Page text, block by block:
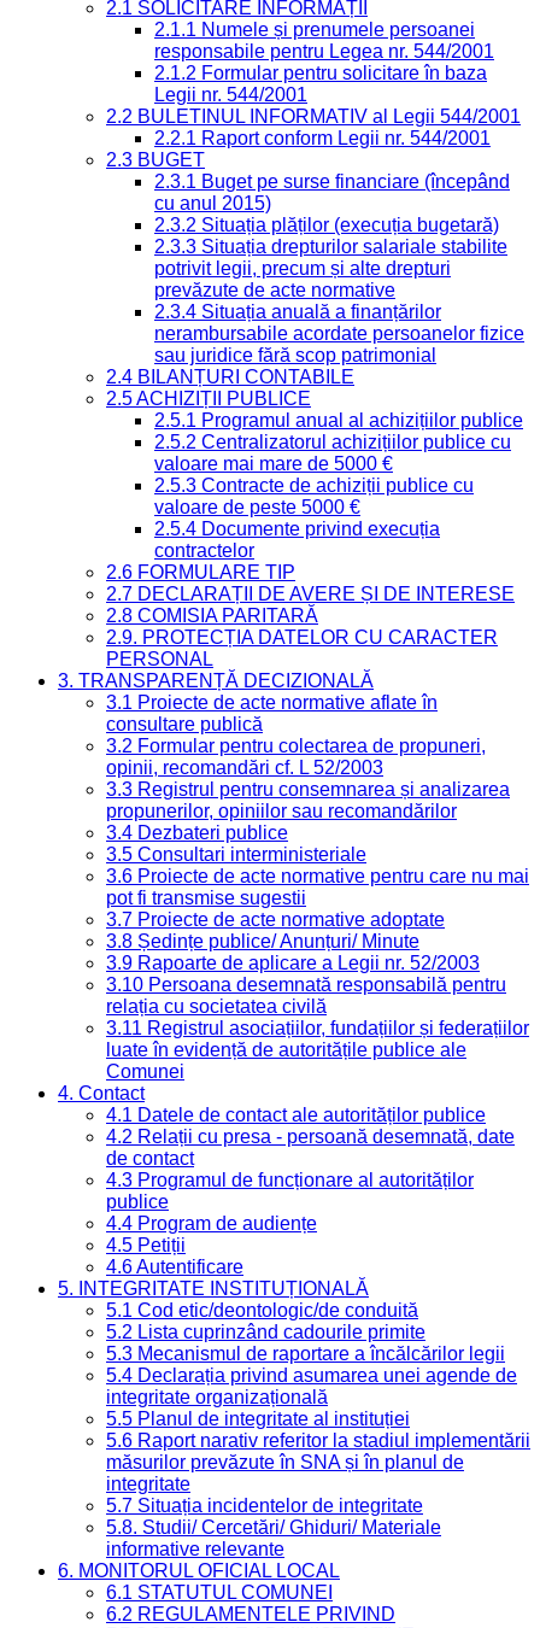
2.1 SOLICITARE INFORMAȚII
2.1.1 Numele și prenumele persoanei
responsabile pentru Legea nr. 544/2001
2.1.2 Formular pentru solicitare în baza
Legii nr. 544/2001
2.2 BULETINUL INFORMATIV al Legii 544/2001
2.2.1 Raport conform Legii nr. 544/2001
2.3 BUGET
2.3.1 Buget pe surse financiare (începând
cu anul 2015)
2.3.2 Situația plăților (execuția bugetară)
2.3.3 Situația drepturilor salariale stabilite
potrivit legii, precum și alte drepturi
prevăzute de acte normative
2.3.4 Situația anuală a finanțărilor
nerambursabile acordate persoanelor fizice
sau juridice fără scop patrimonial
2.4 BILANȚURI CONTABILE
2.5 ACHIZIȚII PUBLICE
2.5.1 Programul anual al achizițiilor publice
2.5.2 Centralizatorul achizițiilor publice cu
valoare mai mare de 5000 €
2.5.3 Contracte de achiziții publice cu
valoare de peste 5000 €
2.5.4 Documente privind execuția
contractelor
2.6 FORMULARE TIP
2.7 DECLARAȚII DE AVERE ȘI DE INTERESE
2.8 COMISIA PARITARĂ
2.9. PROTECȚIA DATELOR CU CARACTER
PERSONAL
3. TRANSPARENȚĂ DECIZIONALĂ
3.1 Proiecte de acte normative aflate în
consultare publică
3.2 Formular pentru colectarea de propuneri,
opinii, recomandări cf. L 52/2003
3.3 Registrul pentru consemnarea și analizarea
propunerilor, opiniilor sau recomandărilor
3.4 Dezbateri publice
3.5 Consultari interministeriale
3.6 Proiecte de acte normative pentru care nu mai
pot fi transmise sugestii
3.7 Proiecte de acte normative adoptate
3.8 Ședințe publice/ Anunțuri/ Minute
3.9 Rapoarte de aplicare a Legii nr. 52/2003
3.10 Persoana desemnată responsabilă pentru
relația cu societatea civilă
3.11 Registrul asociațiilor, fundațiilor și federațiilor
luate în evidență de autoritățile publice ale
Comunei
4. Contact
4.1 Datele de contact ale autorităților publice
4.2 Relații cu presa - persoană desemnată, date
de contact
4.3 Programul de funcționare al autorităților
publice
4.4 Program de audiențe
4.5 Petiții
4.6 Autentificare
5. INTEGRITATE INSTITUȚIONALĂ
5.1 Cod etic/deontologic/de conduită
5.2 Lista cuprinzând cadourile primite
5.3 Mecanismul de raportare a încălcărilor legii
5.4 Declarația privind asumarea unei agende de
integritate organizațională
5.5 Planul de integritate al instituției
5.6 Raport narativ referitor la stadiul implementării
măsurilor prevăzute în SNA și în planul de
integritate
5.7 Situația incidentelor de integritate
5.8. Studii/ Cercetări/ Ghiduri/ Materiale
informative relevante
6. MONITORUL OFICIAL LOCAL
6.1 STATUTUL COMUNEI
6.2 REGULAMENTELE PRIVIND